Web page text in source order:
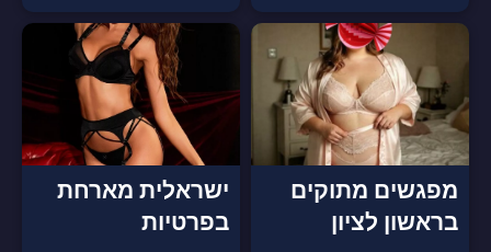
מפגשים מתוקים
בראשון לציון
ישראלית מארחת
בפרטיות